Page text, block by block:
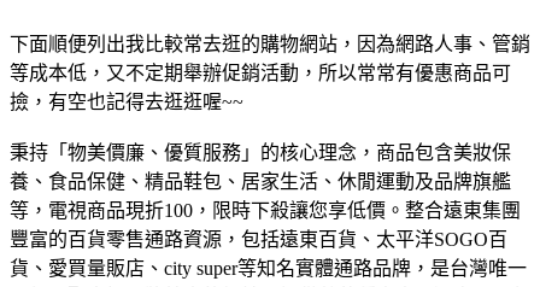
下面順便列出我比較常去逛的購物網站，因為網路人事、管銷
等成本低，又不定期舉辦促銷活動，所以常常有優惠商品可
撿，有空也記得去逛逛喔~~
秉持「物美價廉、優質服務」的核心理念，商品包含美妝保
養、食品保健、精品鞋包、居家生活、休閒運動及品牌旗艦
等，電視商品現折100，限時下殺讓您享低價。 整合遠東集團
豐富的百貨零售通路資源，包括遠東百貨、太平洋SOGO百
貨、愛買量販店、city super等知名實體通路品牌，是台灣唯一